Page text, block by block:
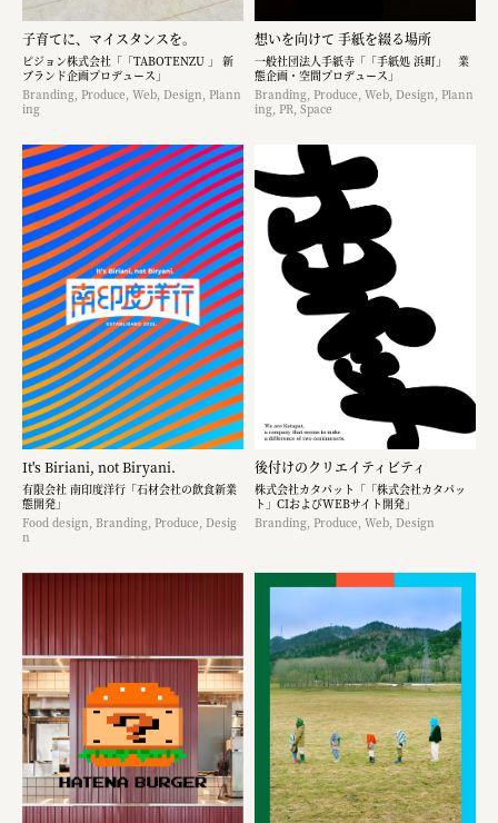
子育てに、マイスタンスを。
ピジョン株式会社「「TABOTENZU 」 新
ブランド企画プロデュース」
Branding, Produce, Web, Design, Plann
ing
想いを向けて 手紙を綴る場所
一般社団法人手紙寺「「手紙処 浜町」 業
態企画・空間プロデュース」
Branding, Produce, Web, Design, Plann
ing, PR, Space
It's Biriani, not Biryani.
有限会社 南印度洋行「石材会社の飲食新業
態開発」
Food design, Branding, Produce, Desig
n
後付けのクリエイティビティ
株式会社カタパット「「株式会社カタパッ
ト」CIおよびWEBサイト開発」
Branding, Produce, Web, Design